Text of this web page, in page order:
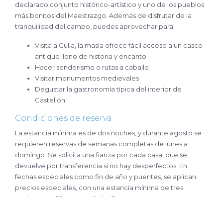
declarado conjunto histórico-artístico y uno de los pueblos
más bonitos del Maestrazgo. Además de disfrutar de la
tranquilidad del campo, puedes aprovechar para:
Visita a Culla, la masía ofrece fácil acceso a un casco
antiguo lleno de historia y encanto
Hacer senderismo o rutas a caballo
Visitar monumentos medievales
Degustar la gastronomía típica del interior de
Castellón
Condiciones de reserva
La estancia mínima es de dos noches, y durante agosto se
requieren reservas de semanas completas de lunes a
domingo. Se solicita una fianza por cada casa, que se
devuelve por transferencia si no hay desperfectos. En
fechas especiales como fin de año y puentes, se aplican
precios especiales, con una estancia mínima de tres